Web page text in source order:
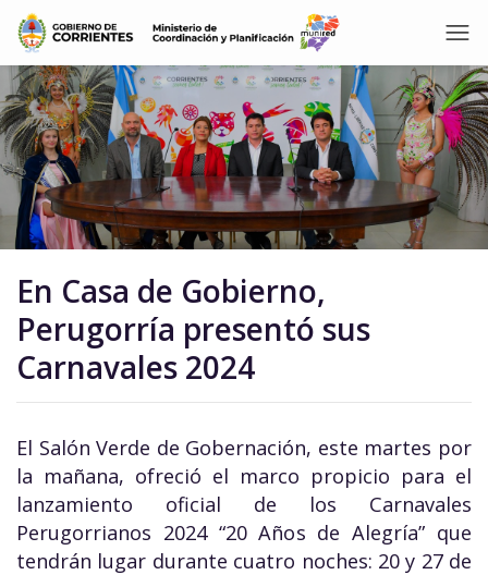
En Casa de Gobierno,
Perugorría presentó sus
Carnavales 2024
El Salón Verde de Gobernación, este martes por
la mañana, ofreció el marco propicio para el
lanzamiento oficial de los Carnavales
Perugorrianos 2024 “20 Años de Alegría” que
tendrán lugar durante cuatro noches: 20 y 27 de